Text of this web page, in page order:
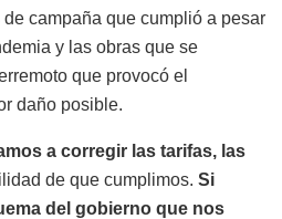
campaña que cumplió a pesar
y las obras que se
que provocó el
daño posible.
a corregir las tarifas, las
de que cumplimos. Si
del gobierno que nos